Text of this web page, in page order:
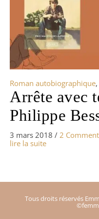
Roman autobiographique,
Arrête avec
Philippe
3 mars 2018 / 2
lire la suite
Tous droits réservés